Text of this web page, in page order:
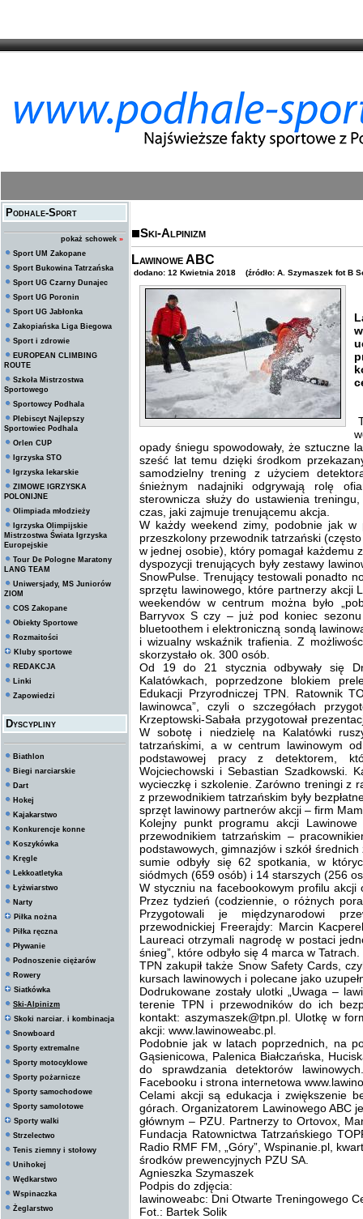
Podhale-Sport
pokaż schowek »
Sport UM Zakopane
Sport Bukowina Tatrzańska
Sport UG Czarny Dunajec
Sport UG Poronin
Sport UG Jabłonka
Zakopiańska Liga Biegowa
Sport i zdrowie
EUROPEAN CLIMBING
ROUTE
Szkoła Mistrzostwa
Sportowego
Sportowcy Podhala
Plebiscyt Najlepszy
Sportowiec Podhala
Orlen CUP
Igrzyska STO
Igrzyska lekarskie
ZIMOWE IGRZYSKA
POLONIJNE
Olimpiada młodzieży
Igrzyska Olimpijskie
Mistrzostwa Świata Igrzyska
Europejskie
Tour De Pologne Maratony
LANG TEAM
Uniwersjady, MS Juniorów
ZIOM
COS Zakopane
Obiekty Sportowe
Rozmaitości
Kluby sportowe
REDAKCJA
Linki
Zapowiedzi
Dyscypliny
Biathlon
Biegi narciarskie
Dart
Hokej
Kajakarstwo
Konkurencje konne
Koszykówka
Kręgle
Lekkoatletyka
Łyżwiarstwo
Narty
Piłka nożna
Piłka ręczna
Pływanie
Podnoszenie ciężarów
Rowery
Siatkówka
Ski-Alpinizm
Skoki narciar. i kombinacja
Snowboard
Sporty extremalne
Sporty motocyklowe
Sporty pożarnicze
Sporty samochodowe
Sporty samolotowe
Sporty walki
Strzelectwo
Tenis ziemny i stołowy
Unihokej
Wędkarstwo
Wspinaczka
Żeglarstwo
Ski-Alpinizm
Lawinowe ABC
dodano: 12 Kwietnia 2018 (źródło: A. Szymaszek fot B
opady śniegu spowodowały, że sztuczne
sześć lat temu dzięki środkom
samodzielny trening z użyciem
śnieżnym nadajniki odgrywają rolę
sterownicza służy do ustawienia
czas, jaki zajmuje trenującemu akcja.
W każdy weekend zimy, podobnie jak w
przeszkolony przewodnik tatrzański
w jednej osobie), który pomagał każdemu
dyspozycji trenujących były zestawy
SnowPulse. Trenujący testowali ponadto
sprzętu lawinowego, które partnerzy akcji
weekendów w centrum można było
Barryvox S czy – już pod koniec
bluetoothem i elektroniczną sondą
i wizualny wskaźnik trafienia. Z
skorzystało ok. 300 osób.
Od 19 do 21 stycznia odbywały się
Kalatówkach, poprzedzone blokiem
Edukacji Przyrodniczej TPN. Ratownik
lawinowca”, czyli o szczegółach
Krzeptowski-Sabała przygotował
W sobotę i niedzielę na Kalatówki
tatrzańskimi, a w centrum lawinowym
podstawowej pracy z detektorem,
Wojciechowski i Sebastian Szadkowski.
wycieczkę i szkolenie. Zarówno treningi z
z przewodnikiem tatrzańskim były
sprzęt lawinowy partnerów akcji – firm
Kolejny punkt programu akcji
przewodnikiem tatrzańskim –
podstawowych, gimnazjów i szkół
sumie odbyły się 62 spotkania, w
siódmych (659 osób) i 14 starszych (256
W styczniu na facebookowym profilu akcji
Przez tydzień (codziennie, o różnych
Przygotowali je międzynarodowi
przewodnickiej Freerajdy: Marcin
Laureaci otrzymali nagrodę w postaci
śnieg”, które odbyło się 4 marca w Tatrach.
TPN zakupił także Snow Safety Cards,
kursach lawinowych i polecane jako
Dodrukowane zostały ulotki „Uwaga –
terenie TPN i przewodników do ich
kontakt: aszymaszek@tpn.pl. Ulotkę w
akcji: www.lawinoweabc.pl.
Podobnie jak w latach poprzednich, na
Gąsienicowa, Palenica Białczańska,
do sprawdzania detektorów
Facebooku i strona internetowa
Celami akcji są edukacja i zwiększenie
górach. Organizatorem Lawinowego ABC
głównym – PZU. Partnerzy to Ortovox,
Fundacja Ratownictwa Tatrzańskiego
Radio RMF FM, „Góry”, Wspinanie.pl,
środków prewencyjnych PZU SA.
Agnieszka Szymaszek
Podpis do zdjęcia:
lawinoweabc: Dni Otwarte Treningowego
Fot.: Bartek Solik